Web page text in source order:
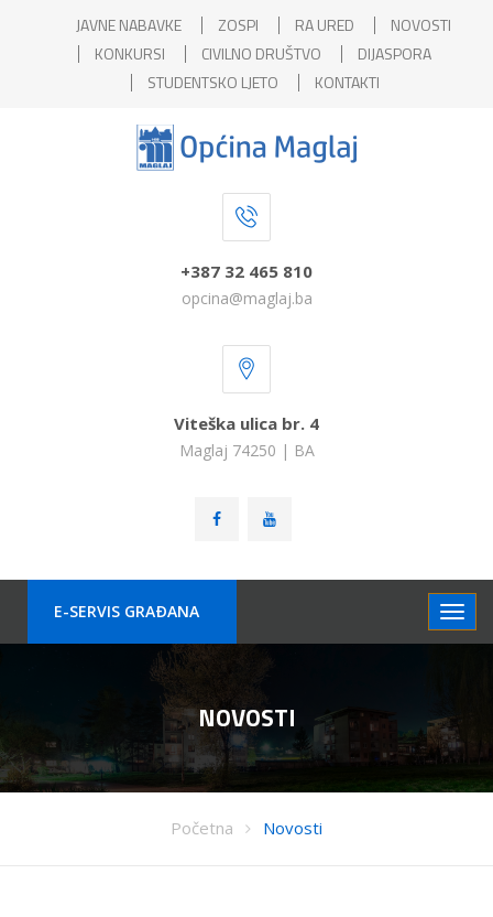
JAVNE NABAVKE ZOSPI RA URED
NOVOSTI
KONKURSI
CIVILNO DRUŠTVO
DIJASPORA
STUDENTSKO LJETO
KONTAKTI
+387 32 465 810
opcina@maglaj.ba
Viteška ulica br. 4
Maglaj 74250 | BA
E-SERVIS GRAÐANA
NOVOSTI
Početna Novosti